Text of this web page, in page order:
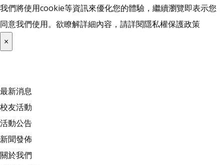
我們將使用cookie等資訊來優化您的體驗，繼續瀏覽即表示您
同意我們使用。欲瞭解詳細內容，請詳閱隱私權保護政策
×
最新消息
校友活動
活動公告
新聞發佈
關於我們